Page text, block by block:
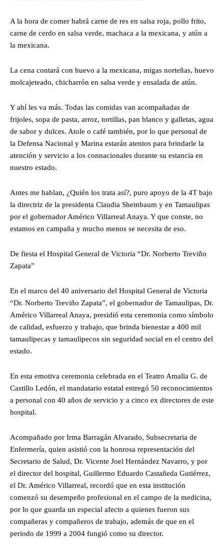
A la hora de comer habrá carne de res en salsa roja, pollo frito,
carne de cerdo en salsa verde, machaca a la mexicana, y atún a
la mexicana.
La cena contará con huevo a la mexicana, migas norteñas, huevo
molcajeteado, chicharrón en salsa verde y ensalada de atún.
Y ahí les va más. Todas las comidas van acompañadas de
frijoles, sopa de pasta, arroz, tortillas, pan blanco y galletas, agua
de sabor y dulces. Atole o café también, por lo que personal de
la Defensa Nacional y Marina estarán atentos para brindarle la
atención y servicio a los connacionales durante su estancia en
nuestro estado.
Antes me hablan, ¿Quién los trata así?, puro apoyo de la 4T bajo
la directriz de la presidenta Claudia Sheinbaum y en Tamaulipas
por el gobernador Américo Villarreal Anaya. Y que conste, no
estamos en campaña y mucho menos se necesita de eso.
De fiesta el Hospital General de Victoria “Dr. Norberto Treviño
Zapata”
En el marco del 40 aniversario del Hospital General de Victoria
“Dr. Norberto Treviño Zapata”, el gobernador de Tamaulipas, Dr.
Américo Villarreal Anaya, presidió esta ceremonia como símbolo
de calidad, esfuerzo y trabajo, que brinda bienestar a 400 mil
tamaulipecas y tamaulipecos sin seguridad social en el centro del
estado.
En esta emotiva ceremonia celebrada en el Teatro Amalia G. de
Castillo Ledón, el mandatario estatal entregó 50 reconocimientos
a personal con 40 años de servicio y a cinco ex directores de este
hospital.
Acompañado por Irma Barragán Alvarado, Subsecretaria de
Enfermería, quien asistió con la honrosa representación del
Secretario de Salud, Dr. Vicente Joel Hernández Navarro, y por
el director del hospital, Guillermo Eduardo Castañeda Gutiérrez,
el Dr. Américo Villarreal, recordó que en esta institución
comenzó su desempeño profesional en el campo de la medicina,
por lo que guarda un especial afecto a quienes fueron sus
compañeras y compañeros de trabajo, además de que en el
periodo de 1999 a 2004 fungió como su director.